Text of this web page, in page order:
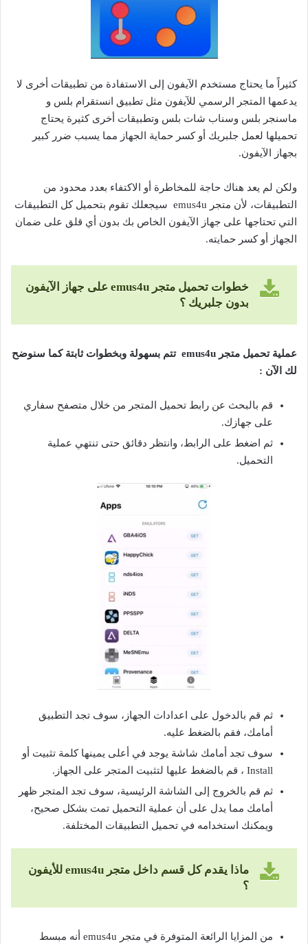
كثيراً ما يحتاج مستخدم الآيفون إلى الاستفادة من تطبيقات أخرى لا
يدعمها المتجر الرسمي للآيفون مثل تطبيق انستقرام بلس و
ماسنجر بلس وسناب شات بلس وتطبيقات أخرى كثيرة يحتاج
تحميلها لعمل جلبريك أو كسر حماية الجهاز مما يسبب ضرر كبير
بجهاز الآيفون.
ولكن لم يعد هناك حاجة للمخاطرة أو الاكتفاء بعدد محدود من
التطبيقات، لأن متجر emus4u سيجعلك تقوم بتحميل كل التطبيقات
التي تحتاجها على جهاز الآيفون الخاص بك بدون أي قلق على ضمان
الجهاز أو كسر حمايته.
خطوات تحميل متجر emus4u على جهاز الآيفون
بدون جلبريك ؟
عملية تحميل متجر emus4u تتم بسهولة وبخطوات ثابتة كما سنوضح
لك الآن :
قم بالبحث عن رابط تحميل المتجر من خلال متصفح سفاري
على جهازك.
ثم اضغط على الرابط، وانتظر دقائق حتى تنتهي عملية
التحميل.
ثم قم بالدخول على اعدادات الجهاز، سوف تجد التطبيق
أمامك، فقم بالضغط عليه.
سوف تجد أمامك شاشة يوجد في أعلى يمينها كلمة تثبيت أو
Install ، قم بالضغط عليها لتثبيت المتجر على الجهاز.
ثم قم بالخروج إلى الشاشة الرئيسية، سوف تجد المتجر ظهر
أمامك مما يدل على أن عملية التحميل تمت بشكل صحيح،
ويمكنك استخدامه في تحميل التطبيقات المختلفة.
ماذا يقدم كل قسم داخل متجر emus4u للأيفون
؟
من المزايا الرائعة المتوفرة في متجر emus4u أنه مبسط